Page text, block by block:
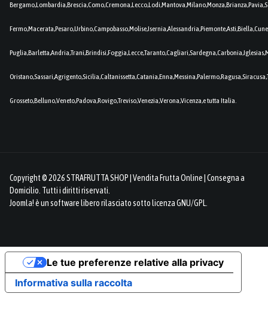
Grosseto,Belluno,Veneto,Padova,Rovigo,Treviso,Venezia,Verona,Vicenza,e tutta Italia.
Copyright © 2026 STRAFRUTTA SHOP | Vendita Frutta Online | Consegna a
Domicilio. Tutti i diritti riservati.
Joomla!è un software libero rilasciato sottolicenza GNU/GPL.
Informativa sulla raccolta
Le tue preferenze relative alla privacy